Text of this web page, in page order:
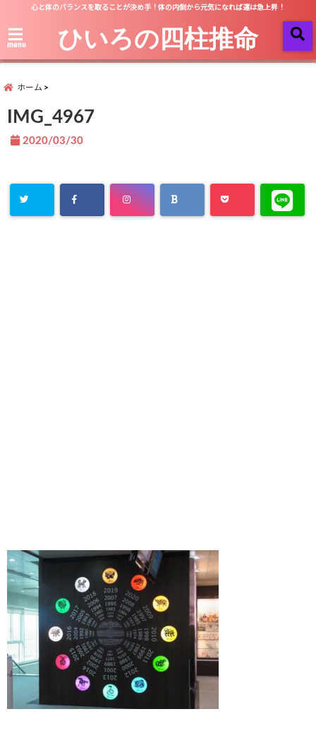
心と体のバランスを取ることが決め手！体の内側から元気になれば運は急上昇！
menu ひいろの四柱推命
ホーム
IMG_4967
2020/03/30